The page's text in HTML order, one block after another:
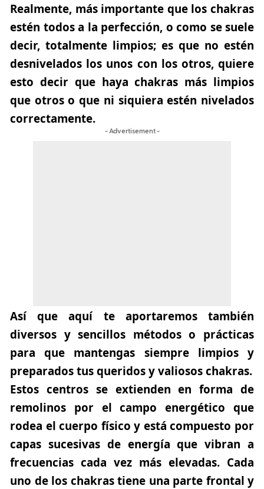
Realmente, más importante que los chakras
estén todos a la perfección, o como se suele
decir, totalmente limpios; es que no estén
desnivelados los unos con los otros, quiere
esto decir que haya chakras más limpios
que otros o que ni siquiera estén nivelados
correctamente.
- Advertisement -
Así que aquí te aportaremos también
diversos y sencillos métodos o prácticas
para que mantengas siempre limpios y
preparados tus queridos y valiosos chakras.
Estos centros se extienden en forma de
remolinos por el campo energético que
rodea el cuerpo físico y está compuesto por
capas sucesivas de energía que vibran a
frecuencias cada vez más elevadas. Cada
uno de los chakras tiene una parte frontal y